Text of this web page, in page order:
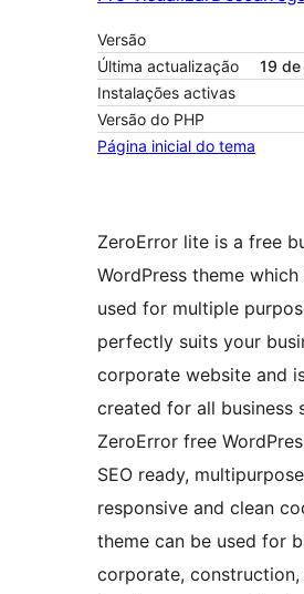
Versão
Última actualização
19
Instalações activas
Versão do PHP
Página inicial do tema
ZeroError lite is a free
WordPress theme
used for multiple
perfectly suits your
corporate website and
created for all business
ZeroError free
SEO ready,
responsive and clean
theme can be used for
corporate, construction,